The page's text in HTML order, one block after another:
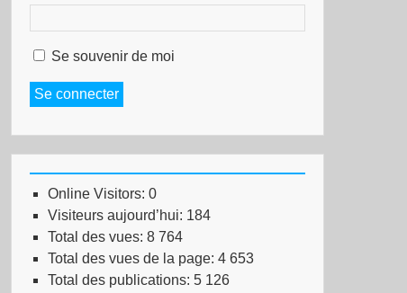
Se souvenir de moi
Se connecter
Online Visitors: 0
Visiteurs aujourd’hui: 184
Total des vues: 8 764
Total des vues de la page: 4 653
Total des publications: 5 126